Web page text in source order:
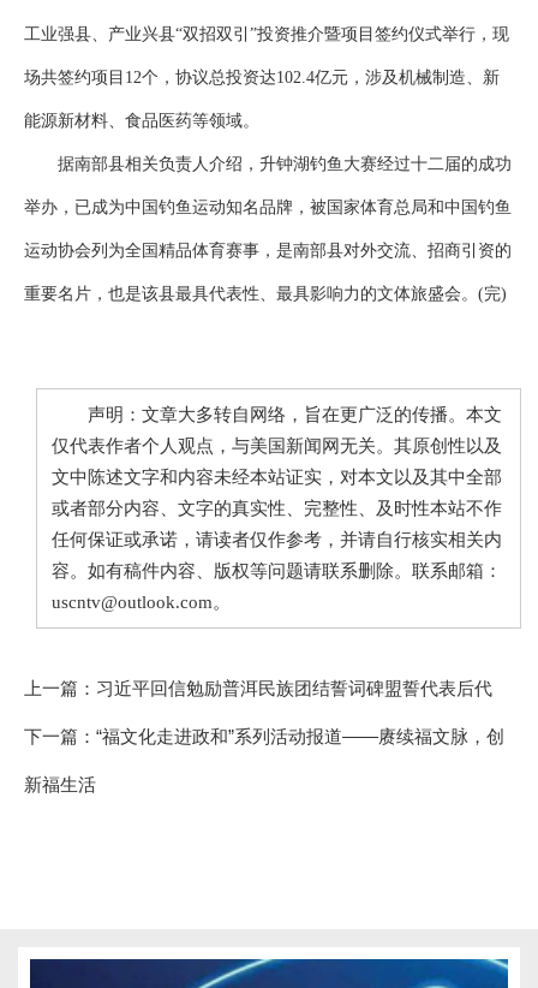
工业强县、产业兴县“双招双引”投资推介暨项目签约仪式举行，现
场共签约项目12个，协议总投资达102.4亿元，涉及机械制造、新
能源新材料、食品医药等领域。
据南部县相关负责人介绍，升钟湖钓鱼大赛经过十二届的成功
举办，已成为中国钓鱼运动知名品牌，被国家体育总局和中国钓鱼
运动协会列为全国精品体育赛事，是南部县对外交流、招商引资的
重要名片，也是该县最具代表性、最具影响力的文体旅盛会。(完)
声明：文章大多转自网络，旨在更广泛的传播。本文
仅代表作者个人观点，与美国新闻网无关。其原创性以及
文中陈述文字和内容未经本站证实，对本文以及其中全部
或者部分内容、文字的真实性、完整性、及时性本站不作
任何保证或承诺，请读者仅作参考，并请自行核实相关内
容。如有稿件内容、版权等问题请联系删除。联系邮箱：
uscntv@outlook.com。
上一篇： 习近平回信勉励普洱民族团结誓词碑盟誓代表后代
下一篇： “福文化走进政和”系列活动报道——赓续福文脉，创
新福生活